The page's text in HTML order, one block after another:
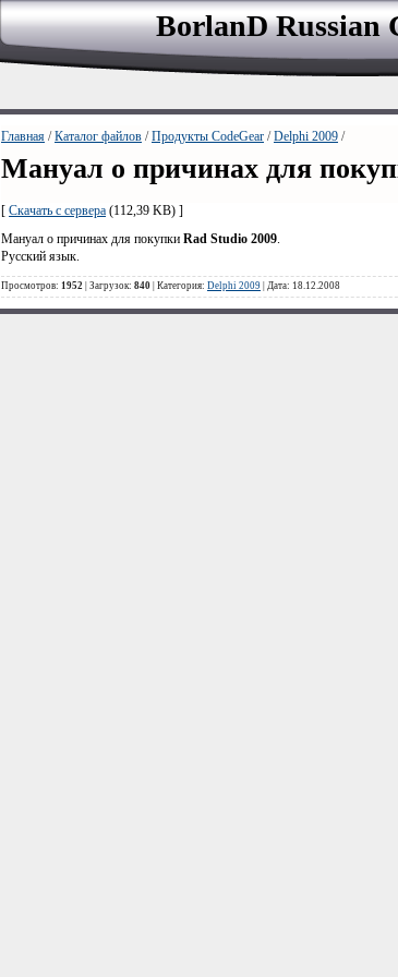
BorlanD Russian
Главная /Каталог файлов /Продукты CodeGear /Delphi 2009 /
Мануал о причинах для
[ Скачать с сервера (112,39 KB) ]
Мануал о причинах для покупки Rad Studio 2009.
Русский язык.
Просмотров: 1952 | Загрузок: 840 | Категория: Delphi 2009 | Дата: 18.12.2008